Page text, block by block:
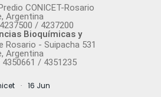
CONICET-Rosario
Argentina
/ 4237200
Bioquímicas y
Rosario - Suipacha 531
Argentina
/ 4351235
· 16 Jun